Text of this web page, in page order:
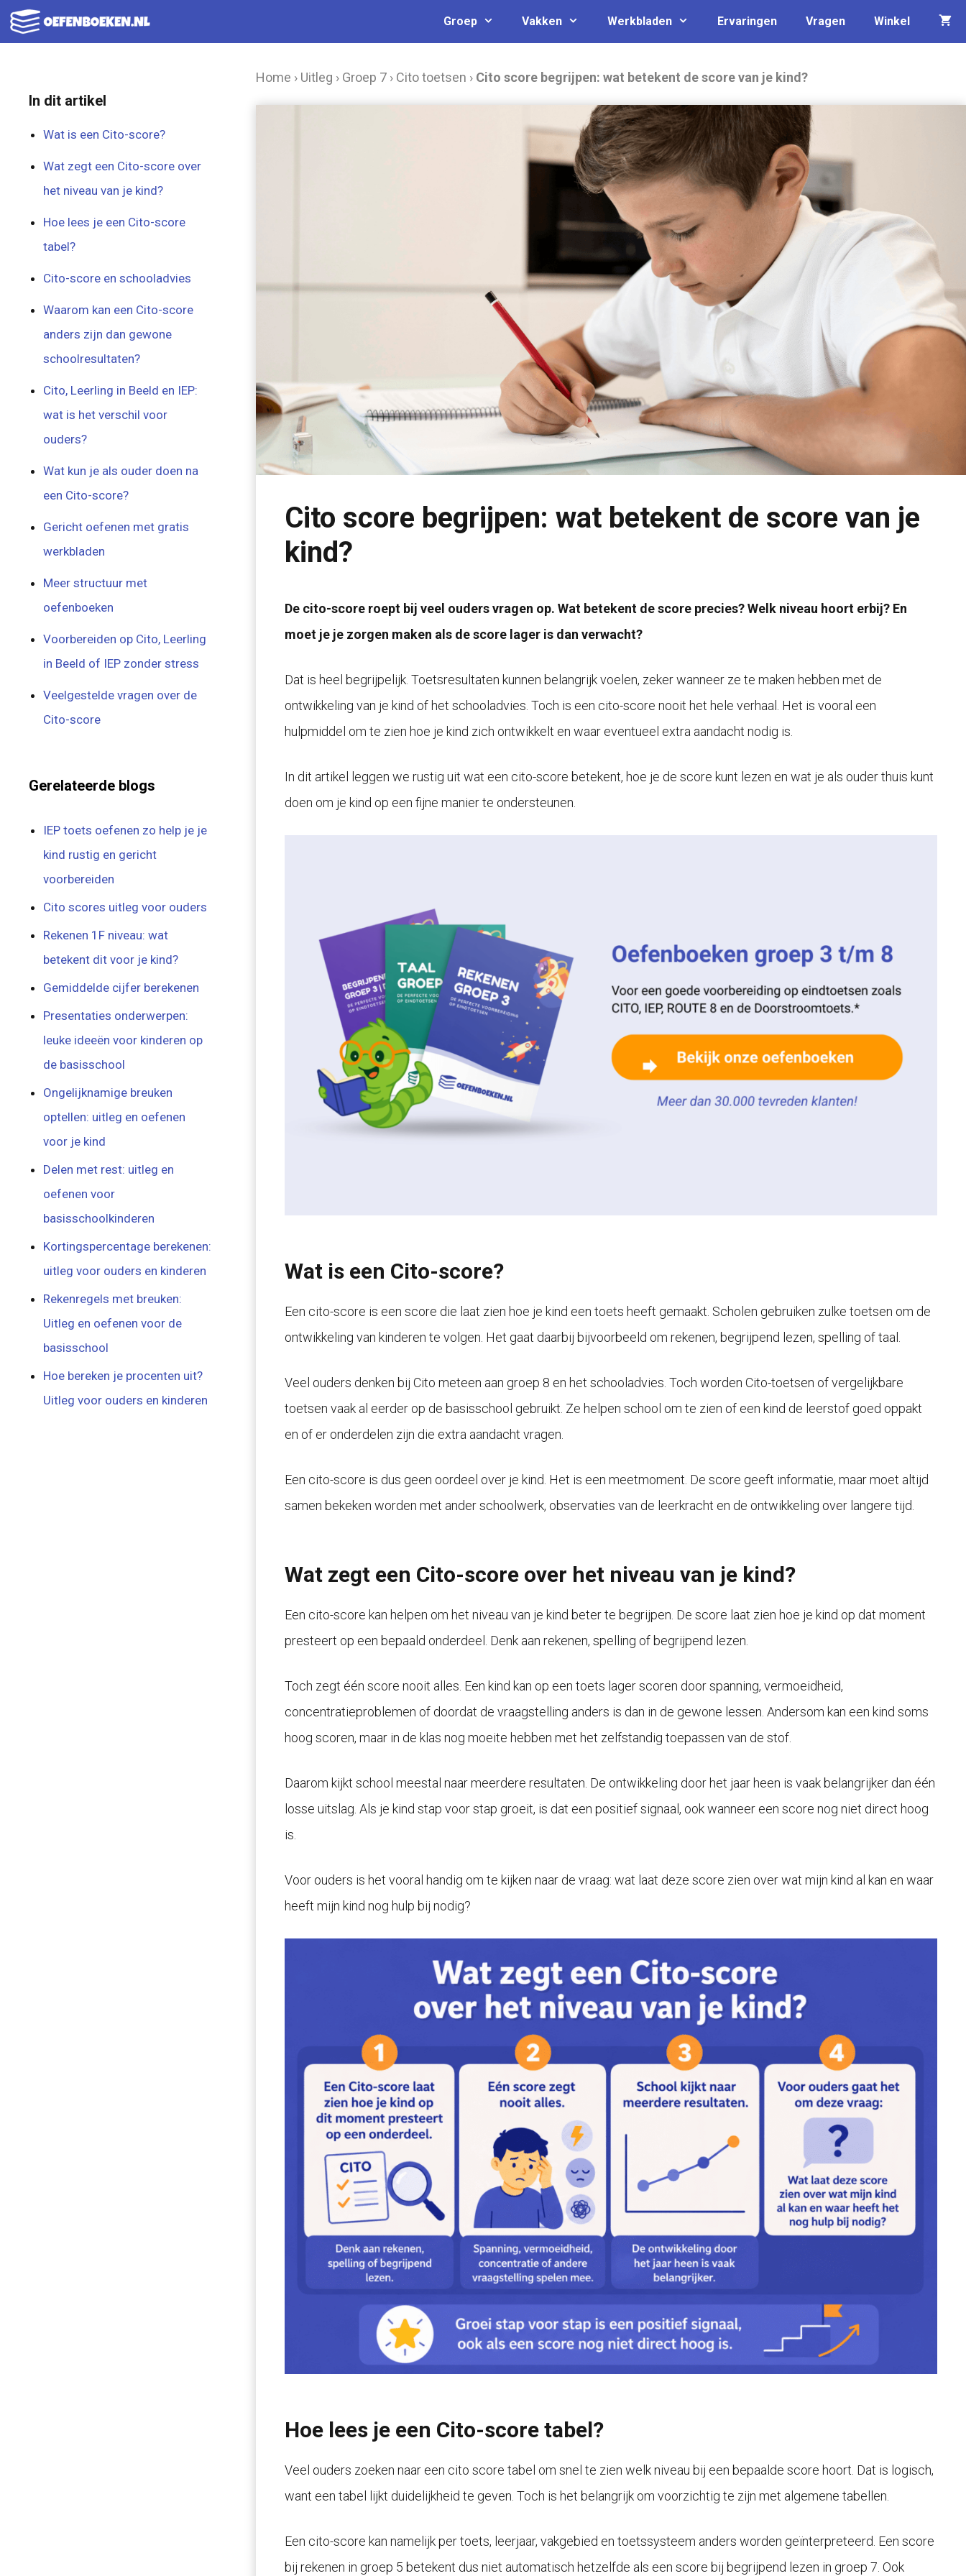
Ga
naar
Groep Vakken Werkbladen Ervaringen Vragen Winkel
Home › Uitleg › Groep 7 › Cito toetsen › Cito score begrijpen: wat betekent de score van je kind?
Cito score begrijpen: wat betekent de score van je
kind?
De cito-score roept bij veel ouders vragen op. Wat betekent de score precies? Welk niveau hoort erbij? En
moet je je zorgen maken als de score lager is dan verwacht?
Dat is heel begrijpelijk. Toetsresultaten kunnen belangrijk voelen, zeker wanneer ze te maken hebben met de
ontwikkeling van je kind of het schooladvies. Toch is een cito-score nooit het hele verhaal. Het is vooral een
hulpmiddel om te zien hoe je kind zich ontwikkelt en waar eventueel extra aandacht nodig is.
In dit artikel leggen we rustig uit wat een cito-score betekent, hoe je de score kunt lezen en wat je als ouder thuis kunt
doen om je kind op een fijne manier te ondersteunen.
Wat is een Cito-score?
Een cito-score is een score die laat zien hoe je kind een toets heeft gemaakt. Scholen gebruiken zulke toetsen om de
ontwikkeling van kinderen te volgen. Het gaat daarbij bijvoorbeeld om rekenen, begrijpend lezen, spelling of taal.
Veel ouders denken bij Cito meteen aan groep 8 en het schooladvies. Toch worden Cito-toetsen of vergelijkbare
toetsen vaak al eerder op de basisschool gebruikt. Ze helpen school om te zien of een kind de leerstof goed oppakt
en of er onderdelen zijn die extra aandacht vragen.
Een cito-score is dus geen oordeel over je kind. Het is een meetmoment. De score geeft informatie, maar moet altijd
samen bekeken worden met ander schoolwerk, observaties van de leerkracht en de ontwikkeling over langere tijd.
Wat zegt een Cito-score over het niveau van je kind?
Een cito-score kan helpen om het niveau van je kind beter te begrijpen. De score laat zien hoe je kind op dat moment
presteert op een bepaald onderdeel. Denk aan rekenen, spelling of begrijpend lezen.
Toch zegt één score nooit alles. Een kind kan op een toets lager scoren door spanning, vermoeidheid,
concentratieproblemen of doordat de vraagstelling anders is dan in de gewone lessen. Andersom kan een kind soms
hoog scoren, maar in de klas nog moeite hebben met het zelfstandig toepassen van de stof.
Daarom kijkt school meestal naar meerdere resultaten. De ontwikkeling door het jaar heen is vaak belangrijker dan één
losse uitslag. Als je kind stap voor stap groeit, is dat een positief signaal, ook wanneer een score nog niet direct hoog
is.
Voor ouders is het vooral handig om te kijken naar de vraag: wat laat deze score zien over wat mijn kind al kan en waar
heeft mijn kind nog hulp bij nodig?
Hoe lees je een Cito-score tabel?
Veel ouders zoeken naar een cito score tabel om snel te zien welk niveau bij een bepaalde score hoort. Dat is logisch,
want een tabel lijkt duidelijkheid te geven. Toch is het belangrijk om voorzichtig te zijn met algemene tabellen.
Een cito-score kan namelijk per toets, leerjaar, vakgebied en toetssysteem anders worden geïnterpreteerd. Een score
bij rekenen in groep 5 betekent dus niet automatisch hetzelfde als een score bij begrijpend lezen in groep 7. Ook
In dit artikel
Wat is een Cito-score?
Wat zegt een Cito-score over
het niveau van je kind?
Hoe lees je een Cito-score
tabel?
Cito-score en schooladvies
Waarom kan een Cito-score
anders zijn dan gewone
schoolresultaten?
Cito, Leerling in Beeld en IEP:
wat is het verschil voor
ouders?
Wat kun je als ouder doen na
een Cito-score?
Gericht oefenen met gratis
werkbladen
Meer structuur met
oefenboeken
Voorbereiden op Cito, Leerling
in Beeld of IEP zonder stress
Veelgestelde vragen over de
Cito-score
Gerelateerde blogs
IEP toets oefenen zo help je je
kind rustig en gericht
voorbereiden
Cito scores uitleg voor ouders
Rekenen 1F niveau: wat
betekent dit voor je kind?
Gemiddelde cijfer berekenen
Presentaties onderwerpen:
leuke ideeën voor kinderen op
de basisschool
Ongelijknamige breuken
optellen: uitleg en oefenen
voor je kind
Delen met rest: uitleg en
oefenen voor
basisschoolkinderen
Kortingspercentage berekenen:
uitleg voor ouders en kinderen
Rekenregels met breuken:
Uitleg en oefenen voor de
basisschool
Hoe bereken je procenten uit?
Uitleg voor ouders en kinderen